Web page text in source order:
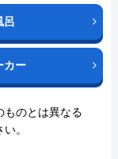
呂
カー
のとは異なる
。